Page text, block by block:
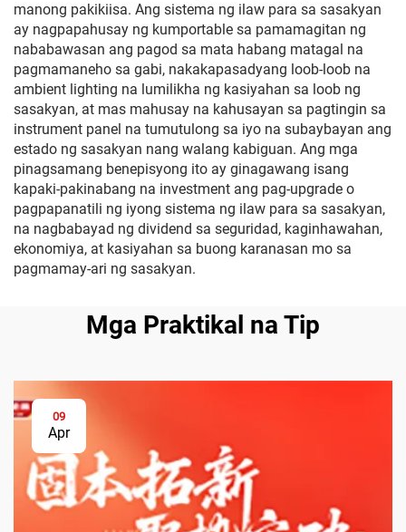
manong pakikiisa. Ang sistema ng ilaw para sa sasakyan
ay nagpapahusay ng kumportable sa pamamagitan ng
nababawasan ang pagod sa mata habang matagal na
pagmamaneho sa gabi, nakakapasadyang loob-loob na
ambient lighting na lumilikha ng kasiyahan sa loob ng
sasakyan, at mas mahusay na kahusayan sa pagtingin sa
instrument panel na tumutulong sa iyo na subaybayan ang
estado ng sasakyan nang walang kabiguan. Ang mga
pinagsamang benepisyong ito ay ginagawang isang
kapaki-pakinabang na investment ang pag-upgrade o
pagpapanatili ng iyong sistema ng ilaw para sa sasakyan,
na nagbabayad ng dividend sa seguridad, kaginhawahan,
ekonomiya, at kasiyahan sa buong karanasan mo sa
pagmamay-ari ng sasakyan.
Mga Praktikal na Tip
09
Apr